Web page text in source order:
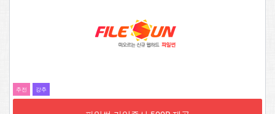
추전 강추